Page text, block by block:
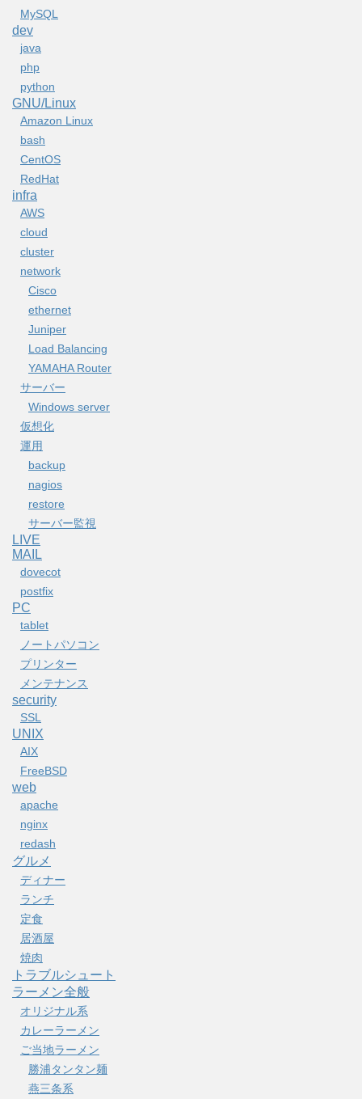
MySQL
dev
java
php
python
GNU/Linux
Amazon Linux
bash
CentOS
RedHat
infra
AWS
cloud
cluster
network
Cisco
ethernet
Juniper
Load Balancing
YAMAHA Router
サーバー
Windows server
仮想化
運用
backup
nagios
restore
サーバー監視
LIVE
MAIL
dovecot
postfix
PC
tablet
ノートパソコン
プリンター
メンテナンス
security
SSL
UNIX
AIX
FreeBSD
web
apache
nginx
redash
グルメ
ディナー
ランチ
定食
居酒屋
焼肉
トラブルシュート
ラーメン全般
オリジナル系
カレーラーメン
ご当地ラーメン
勝浦タンタン麺
燕三条系